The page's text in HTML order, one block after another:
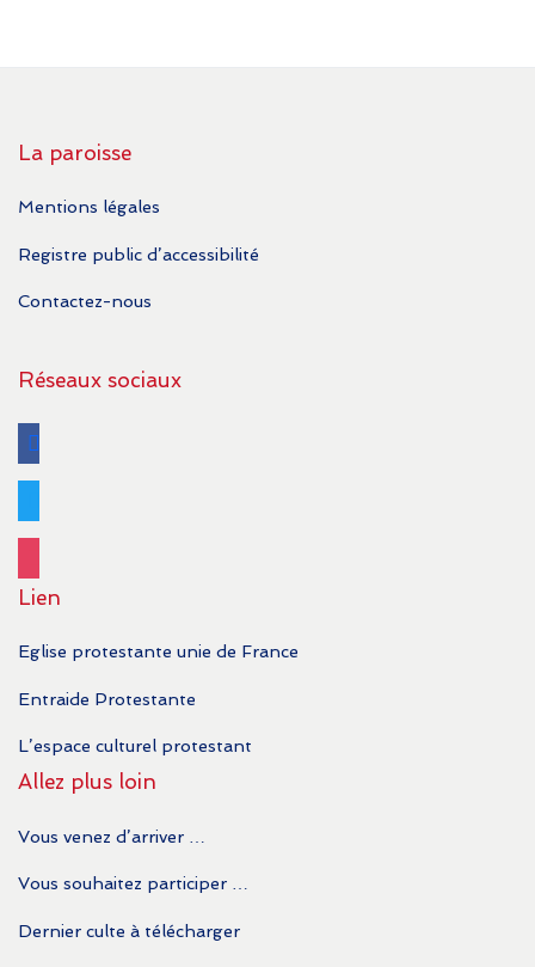
La paroisse
Mentions légales
Registre public d’accessibilité
Contactez-nous
Réseaux sociaux
facebook
Lien
Eglise protestante unie de France
Entraide Protestante
L’espace culturel protestant
Allez plus loin
Vous venez d’arriver …
Vous souhaitez participer …
Dernier culte à télécharger